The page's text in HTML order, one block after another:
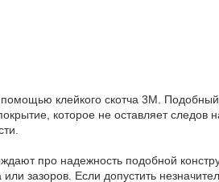
клейкого скотча 3М.
которое не оставляет следов
про надежность подобной
зазоров. Если допустить